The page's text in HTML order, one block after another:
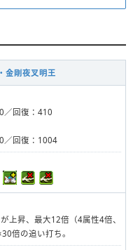
金剛夜叉明王
／回復：410
／回復：1004
上昇、最大12倍（4属性4倍、
倍の追い打ち。